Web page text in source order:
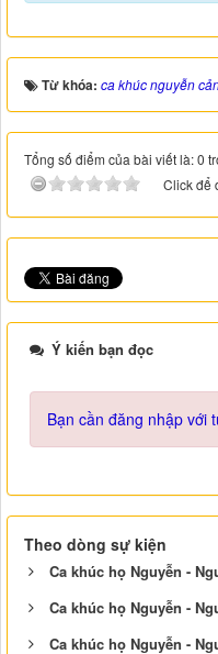
Từ khóa: ca khúc nguyễn
Tổng số điểm của bài viết là: 0
Click để
Ý kiến bạn đọc
Bạn cần đăng nhập với
Theo dòng sự kiện
Ca khúc họ Nguyễn -
Ca khúc họ Nguyễn -
Ca khúc họ Nguyễn -